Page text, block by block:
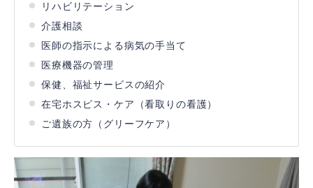
リハビリテーション
介護相談
医師の指示による病気の手当て
医療機器の管理
保健、福祉サービスの紹介
在宅ホスピス・ケア（看取りの看護）
ご遺族の方（グリーフケア）